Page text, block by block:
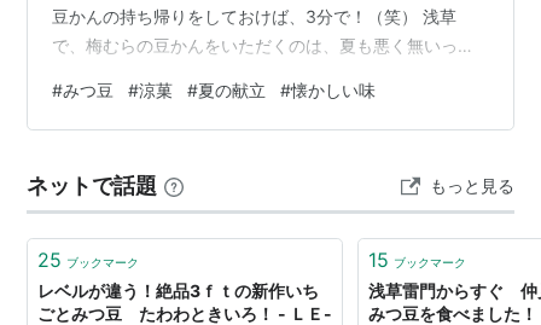
豆かんの持ち帰りをしておけば、3分で！（笑） 浅草
で、梅むらの豆かんをいただくのは、夏も悪く無いって
も別格の楽しみです。大好きなミルクグラスのボウルに
盛れば、涼しさアップ？（微笑） まだ七月なのに、今年
らいます。うふふ。 ★記事応援クリック、ランキング応
援クリック、どちらも ありがとうございます！ ランキン
グ参加中食べ物 ランキング参加中【公式】…
#みつ豆 #涼菓 #夏の献立 #懐かしい味
ネットで話題 もっと見る
25 ブックマーク
レベルが違う！絶品3ｆｔの新作いち
ごとみつ豆 たわわときいろ！ - ＬＥ-
15 ブックマーク
浅草雷門からすぐ 仲
みつ豆を食べました